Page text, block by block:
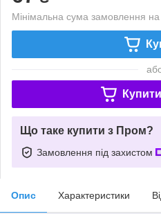
Мінімальна сума замовлення
Що таке купити з Пром?
Замовлення під захистом
Опис Характеристики